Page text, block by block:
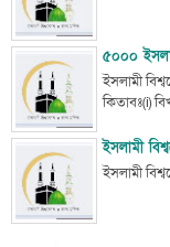
৫০০০
ইসলামী
কিতাবঃ(i)
ইসলামী
ইসলামী